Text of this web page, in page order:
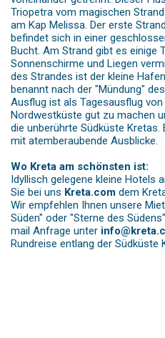
Triopetra vom magischen
am Kap Melissa. Der erste
befindet sich in einer
Bucht. Am Strand gibt es einige
Sonnenschirme und Liegen
des Strandes ist der kleine
benannt nach der "Mündung"
Ausflug ist als Tagesausflug
Nordwestküste gut zu machen
die unberührte Südküste
mit atemberaubende Ausblicke.
Wo Kreta am schönsten ist:
Idyllisch gelegene kleine Hotels
Sie bei uns Kreta.com dem
Wir empfehlen Ihnen unsere
Süden" oder "Sterne des
mail Anfrage unter
Rundreise entlang der Südküste